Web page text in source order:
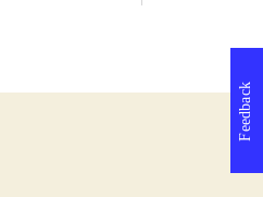
Feedback